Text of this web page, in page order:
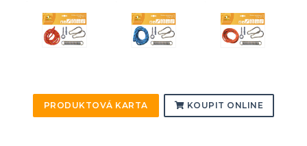
PRODUKTOVÁ KARTA KOUPIT ONLINE